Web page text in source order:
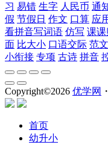
习 易错 生字 人民币 通
假 节假日 作文 口算 应
看拼音写词语 仿写 课课
面 比大小 口语交际 范文
小衔接 专项 古诗 拼音
Copyright©2026 优学网 ・
首页
幼升小